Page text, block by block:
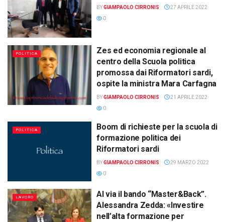
BYGIAMPAOLO CIRRONIS
27 APRILE 2022
0
POLITICA
Zes ed economia regionale al
centro della Scuola politica
promossa dai Riformatori sardi,
ospite la ministra Mara Carfagna
BYGIAMPAOLO CIRRONIS
21 APRILE 2022
0
POLITICA
Boom di richieste per la scuola di
formazione politica dei
Riformatori sardi
BYGIAMPAOLO CIRRONIS
29 MARZO 2022
0
LAVORO
Al via il bando “Master&Back”.
Alessandra Zedda: «Investire
nell’alta formazione per